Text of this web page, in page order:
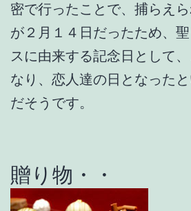
密で行ったことで、捕らえ
が２月１４日だったため、
スに由来する記念日として
なり、恋人達の日となった
だそうです。
贈り物・・